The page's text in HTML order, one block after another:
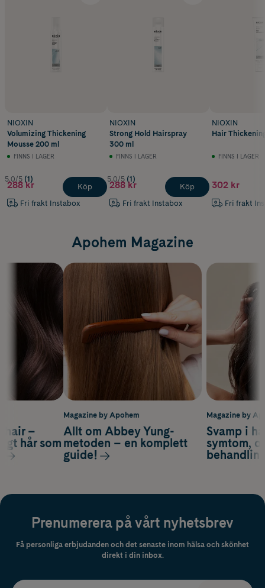
NIOXIN
Volumizing Thickening
Mousse 200 ml
FINNS I LAGER
5.0/5 (1)
288 kr
Fri frakt Instabox
Köp
NIOXIN
Strong Hold Hairspray
300 ml
FINNS I LAGER
5.0/5 (1)
288 kr
Fri frakt Instabox
Köp
NIOXIN
Hair
FINNS I LAGER
302 kr
Fri frakt
Apohem Magazine
Magazine by
Svamp i
symtom,
hair –
hår som
Magazine by Apohem
Allt om Abbey Yung-
metoden – en komplett
guide!
Prenumerera på vårt nyhetsbrev
Få personliga erbjudanden och det senaste inom hälsa och skönhet
direkt i din inbox.